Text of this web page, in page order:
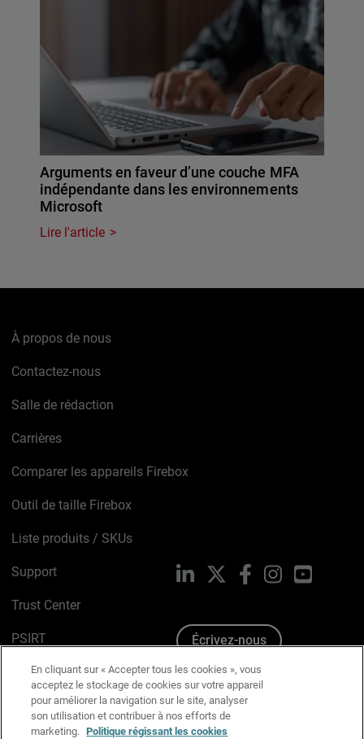
Arguments en faveur d’une couche MFA
indépendante dans les environnements
Microsoft
Lire l'article
À propos de nous
Contactez-nous
Salle de rédaction
Carrières
Comparer les appareils Firebox
Outil de taille Firebox
Liste produits / SKUs
Support
Trust Center
PSIRT
Avis sur les cookies
Politique de confidentialité
LinkedIn FacebookInstagramYouTube
Écrivez-nous
En cliquant sur « Accepter tous les cookies », vous
acceptez le stockage de cookies sur votre appareil
pour améliorer la navigation sur le site, analyser
son utilisation et contribuer à nos efforts de
marketing. Politique régissant les cookies